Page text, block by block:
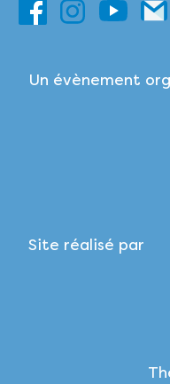
Un évènement
Site réalisé par